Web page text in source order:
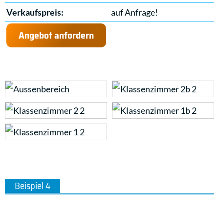
Verkaufspreis:
auf Anfrage!
Angebot anfordern
Beispiel 4